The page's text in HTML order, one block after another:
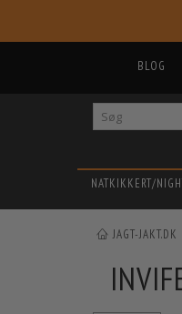
BLOG
NATKIKKERT/
JAGT-